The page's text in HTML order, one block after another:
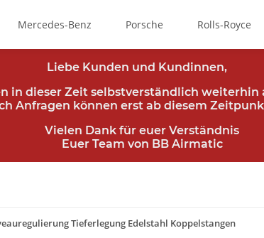
Mercedes-Benz Porsche Rolls-Royce
Liebe Kunden und Kundinnen,
in dieser Zeit selbstverständlich
Anfragen können erst ab diesem
Vielen Dank für euer Verständnis
Euer Team von BB Airmatic
Tieferlegung Edelstahl Koppelstangen